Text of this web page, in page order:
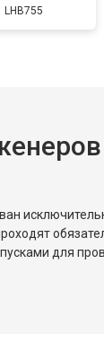
LHB755
для